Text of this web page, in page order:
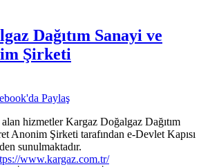
Dağıtım Sanayi ve
Şirketi
Paylaş
hizmetler Kargaz Doğalgaz Dağıtım
Anonim Şirketi tarafından e-Devlet Kapısı
sunulmaktadır.
www.kargaz.com.tr/